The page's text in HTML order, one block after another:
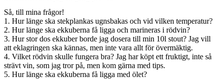
Så, till mina frågor!
1. Hur länge ska stekplankas ugnsbakas och vid vilken temperatur?
2. Hur länge ska ekkuberna få ligga och marineras i rödvin?
3. Hur stor dos ekkuber borde jag dosera till min 10l stout? Jag vill
att eklagringen ska kännas, men inte vara allt för övermäktig.
4. Vilket rödvin skulle fungera bra? Jag har köpt ett fruktigt, inte så
strävt vin, som jag tror på, men kom gärna med tips.
5. Hur länge ska ekkuberna få ligga med ölet?